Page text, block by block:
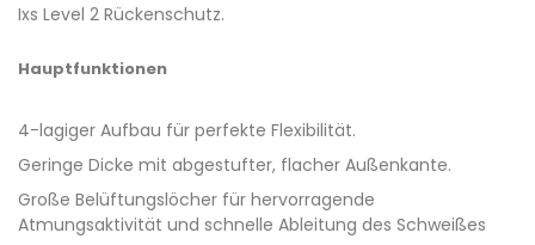
Ixs Level 2 Rückenschutz.
Hauptfunktionen
4-lagiger Aufbau für perfekte Flexibilität.
Geringe Dicke mit abgestufter, flacher Außenkante.
Große Belüftungslöcher für hervorragende
Atmungsaktivität und schnelle Ableitung des Schweißes